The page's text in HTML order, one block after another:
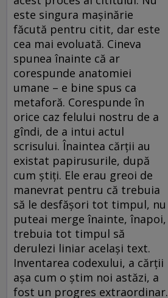
este singura maşinărie
făcută pentru citit, dar este
cea mai evoluată. Cineva
spunea înainte că ar
corespunde anatomiei
umane – e bine spus ca
metaforă. Corespunde în
orice caz felului nostru de a
gîndi, de a intui actul
scrisului. Înaintea cărţii au
existat papirusurile, după
cum ştiţi. Ele erau greoi de
manevrat pentru că trebuia
să le desfăşori tot timpul, nu
puteai merge înainte, înapoi,
trebuia tot timpul să
derulezi liniar acelaşi text.
Inventarea codexului, a cărţii
aşa cum o ştim noi astăzi, a
fost un progres extraordinar.